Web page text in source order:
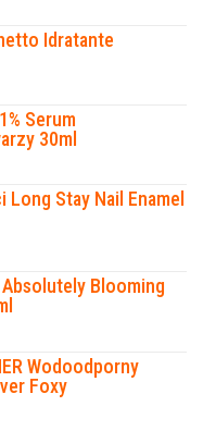
Idratante
Serum
30ml
Stay Nail Enamel
Blooming
Wodoodporny
Foxy